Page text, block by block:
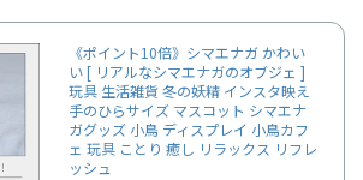
《ポイント10倍》シマエナガ かわい
い [ リアルなシマエナガのオブジェ ]
玩具 生活雑貨 冬の妖精 インスタ映え
手のひらサイズ マスコット シマエナ
ガグッズ 小鳥 ディスプレイ 小鳥カフ
ェ 玩具 ことり 癒し リラックス リフレ
ッシュ